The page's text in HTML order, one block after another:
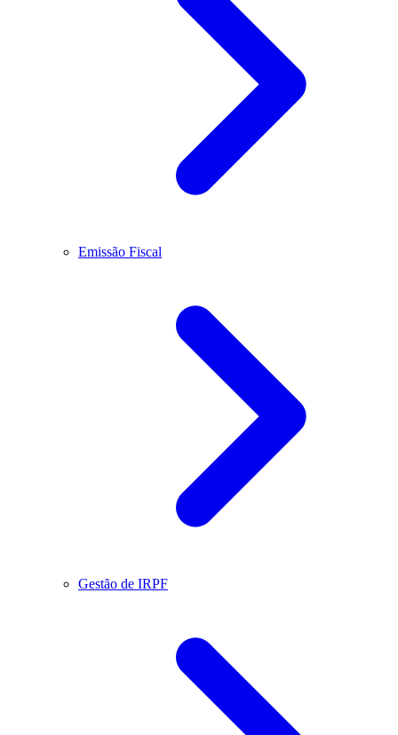
Emissão Fiscal
Gestão de IRPF